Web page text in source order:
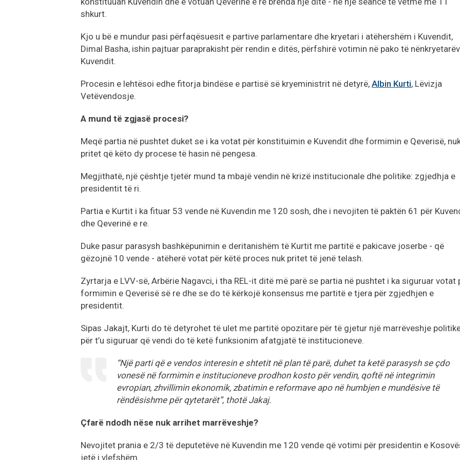
shkurt.
Kjo u bë e mundur pasi përfaqësuesit e partive parlamentare dhe kryetari i atëhershëm i Kuvendit,
Dimal Basha, ishin pajtuar paraprakisht për rendin e ditës, përfshirë votimin në pako të
Kuvendit.
Procesin e lehtësoi edhe fitorja bindëse e partisë së kryeministrit në detyrë, Albin Kurti, Lëvizja
Vetëvendosje.
A mund të zgjasë procesi?
Meqë partia në pushtet duket se i ka votat për konstituimin e Kuvendit dhe formimin e Qeverisë,
pritet që këto dy procese të hasin në pengesa.
Megjithatë, një çështje tjetër mund ta mbajë vendin në krizë institucionale dhe politike: zgjedhja e
presidentit të ri.
Partia e Kurtit i ka fituar 53 vende në Kuvendin me 120 sosh, dhe i nevojiten të paktën 61 për
dhe Qeverinë e re.
Duke pasur parasysh bashkëpunimin e deritanishëm të Kurtit me partitë e pakicave joserbe - që
gëzojnë 10 vende - atëherë votat për këtë proces nuk pritet të jenë telash.
Zyrtarja e LVV-së, Arbërie Nagavci, i tha REL-it ditë më parë se partia në pushtet i ka siguruar votat
formimin e Qeverisë së re dhe se do të kërkojë konsensus me partitë e tjera për zgjedhjen e
presidentit.
Sipas Jakajt, Kurti do të detyrohet të ulet me partitë opozitare për të gjetur një marrëveshje
për t’u siguruar që vendi do të ketë funksionim afatgjatë të institucioneve.
“Një parti që e vendos interesin e shtetit në plan të parë, duhet ta ketë parasysh se çdo
vonesë në formimin e institucioneve prodhon kosto për vendin, qoftë në integrimin
evropian, zhvillimin ekonomik, zbatimin e reformave apo në humbjen e mundësive të
rëndësishme për qytetarët”, thotë Jakaj.
Çfarë ndodh nëse nuk arrihet marrëveshje?
Nevojitet prania e 2/3 të deputetëve në Kuvendin me 120 vende që votimi për presidentin e
jetë i vlefshëm.